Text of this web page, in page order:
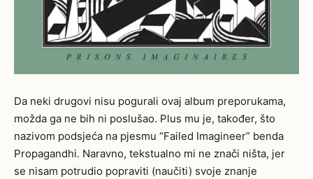
Da neki drugovi nisu pogurali ovaj album preporukama,
možda ga ne bih ni poslušao. Plus mu je, također, što
nazivom podsjeća na pjesmu “Failed Imagineer” benda
Propagandhi. Naravno, tekstualno mi ne znači ništa, jer
se nisam potrudio popraviti (naučiti) svoje znanje